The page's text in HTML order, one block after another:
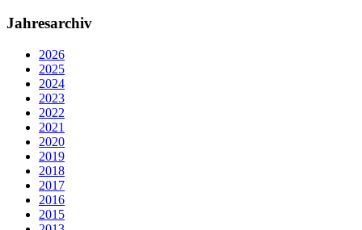
Jahresarchiv
2026
2025
2024
2023
2022
2021
2020
2019
2018
2017
2016
2015